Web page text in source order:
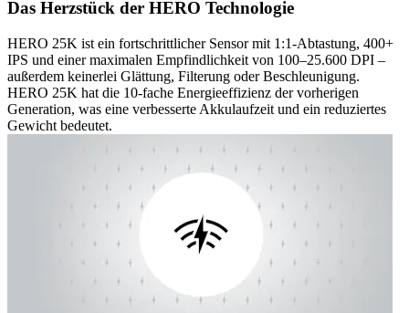
Das Herzstück der HERO Technologie
HERO 25K ist ein fortschrittlicher Sensor mit 1:1-Abtastung, 400+
IPS und einer maximalen Empfindlichkeit von 100–25.600 DPI –
außerdem keinerlei Glättung, Filterung oder Beschleunigung.
HERO 25K hat die 10-fache Energieeffizienz der vorherigen
Generation, was eine verbesserte Akkulaufzeit und ein reduziertes
Gewicht bedeutet.